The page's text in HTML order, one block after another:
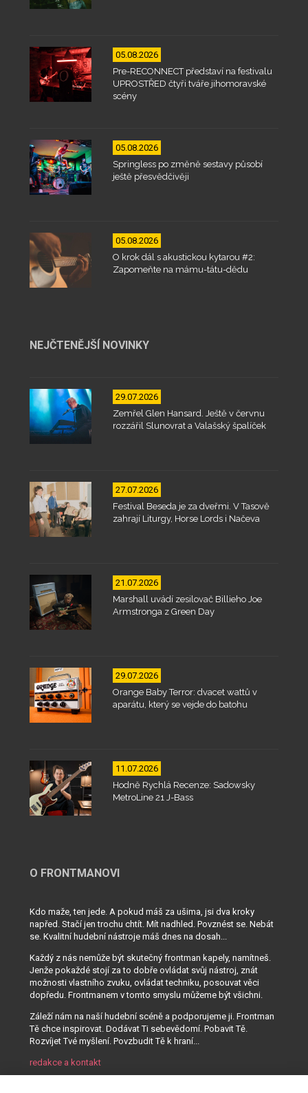
05.08.2026
Pre-RECONNECT představí na festivalu
UPROSTŘED čtyři tváře jihomoravské
scény
05.08.2026
Springless po změně sestavy působí
ještě přesvědčivěji
05.08.2026
O krok dál s akustickou kytarou #2:
Zapomeňte na mámu-tátu-dědu
NEJČTENĚJŠÍ NOVINKY
29.07.2026
Zemřel Glen Hansard. Ještě v červnu
rozzářil Slunovrat a Valašský špalíček
27.07.2026
Festival Beseda je za dveřmi. V Tasově
zahrají Liturgy, Horse Lords i Načeva
21.07.2026
Marshall uvádí zesilovač Billieho Joe
Armstronga z Green Day
29.07.2026
Orange Baby Terror: dvacet wattů v
aparátu, který se vejde do batohu
11.07.2026
Hodně Rychlá Recenze: Sadowsky
MetroLine 21 J-Bass
O FRONTMANOVI
Kdo maže, ten jede. A pokud máš za ušima, jsi dva kroky
napřed. Stačí jen trochu chtít. Mít nadhled. Povznést se. Nebát
se. Kvalitní hudební nástroje máš dnes na dosah...
Každý z nás nemůže být skutečný frontman kapely, namítneš.
Jenže pokaždé stojí za to dobře ovládat svůj nástroj, znát
možnosti vlastního zvuku, ovládat techniku, posouvat věci
dopředu. Frontmanem v tomto smyslu můžeme být všichni.
Záleží nám na naší hudební scéně a podporujeme ji. Frontman
Tě chce inspirovat. Dodávat Ti sebevědomí. Pobavit Tě.
Rozvíjet Tvé myšlení. Povzbudit Tě k hraní...
redakce a kontakt